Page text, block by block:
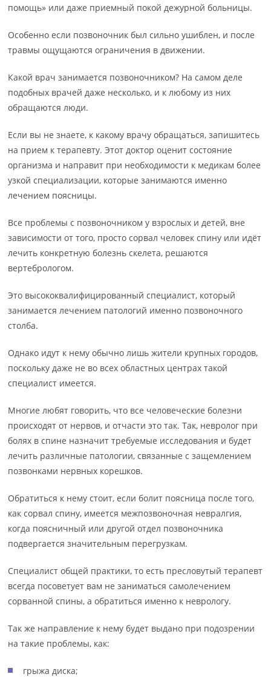
помощь» или даже приемный покой дежурной больницы.
Особенно если позвоночник был сильно ушиблен, и после
травмы ощущаются ограничения в движении.
Какой врач занимается позвоночником? На самом деле
подобных врачей даже несколько, и к любому из них
обращаются люди.
Если вы не знаете, к какому врачу обращаться, запишитесь
на прием к терапевту. Этот доктор оценит состояние
организма и направит при необходимости к медикам более
узкой специализации, которые занимаются именно
лечением поясницы.
Все проблемы с позвоночником у взрослых и детей, вне
зависимости от того, просто сорвал человек спину или идёт
лечить конкретную болезнь скелета, решаются
вертебрологом.
Это высококвалифицированный специалист, который
занимается лечением патологий именно позвоночного
столба.
Однако идут к нему обычно лишь жители крупных городов,
поскольку даже не во всех областных центрах такой
специалист имеется.
Многие любят говорить, что все человеческие болезни
происходят от нервов, и отчасти это так. Так, невролог при
болях в спине назначит требуемые исследования и будет
лечить различные патологии, связанные с защемлением
позвонками нервных корешков.
Обратиться к нему стоит, если болит поясница после того,
как сорвал спину, имеется межпозвоночная невралгия,
когда поясничный или другой отдел позвоночника
подвергается значительным перегрузкам.
Специалист общей практики, то есть пресловутый терапевт
всегда посоветует вам не заниматься самолечением
сорванной спины, а обратиться именно к неврологу.
Так же направление к нему будет выдано при подозрении
на такие проблемы, как:
грыжа диска;